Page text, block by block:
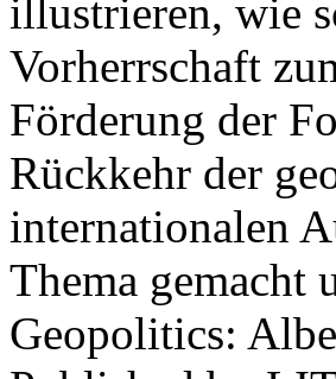
illustrieren, wie
Vorherrschaft
Förderung der
Rückkehr der
internationalen
Thema gemacht
Geopolitics: